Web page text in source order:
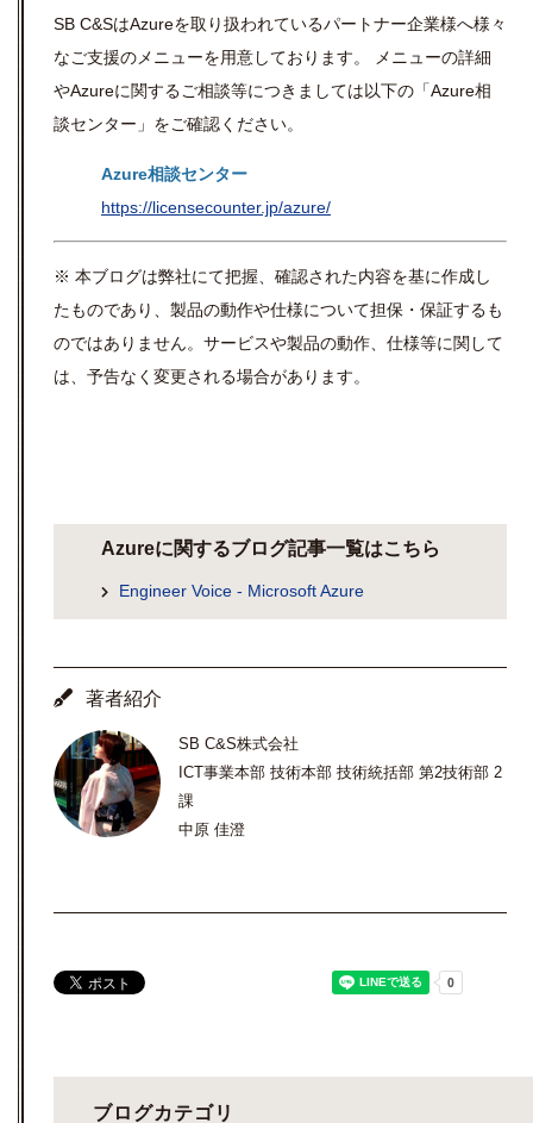
SB C&SはAzureを取り扱われているパートナー企業様へ様々
なご支援のメニューを用意しております。 メニューの詳細
やAzureに関するご相談等につきましては以下の「Azure相
談センター」をご確認ください。
Azure相談センター
https://licensecounter.jp/azure/
※ 本ブログは弊社にて把握、確認された内容を基に作成し
たものであり、製品の動作や仕様について担保・保証するも
のではありません。サービスや製品の動作、仕様等に関して
は、予告なく変更される場合があります。
Azureに関するブログ記事一覧はこちら
Engineer Voice - Microsoft Azure
著者紹介
SB C&S株式会社
ICT事業本部 技術本部 技術統括部 第2技術部 2
課
中原 佳澄
ブログカテゴリ